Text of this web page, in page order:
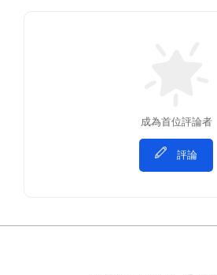
成為首位評論者
評論